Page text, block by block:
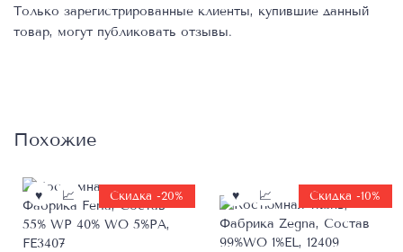
Только зарегистрированные клиенты, купившие данный
товар, могут публиковать отзывы.
Похожие
Скидка -20% Скидка -10%